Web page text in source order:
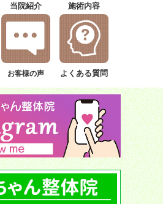
当院紹介 施術内容
お客様の声 よくある質問